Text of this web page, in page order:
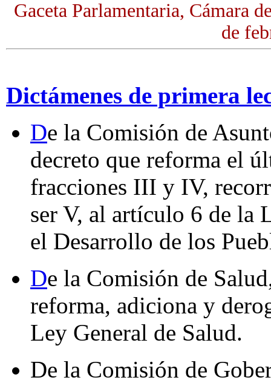
Gaceta Parlamentaria, Cámara
de
Dictámenes de primera
De la Comisión de
decreto que reforma el
fracciones III y IV,
ser V, al artículo 6 de la
el Desarrollo de los
De la Comisión de
reforma, adiciona y
Ley General de Salud.
De la Comisión de